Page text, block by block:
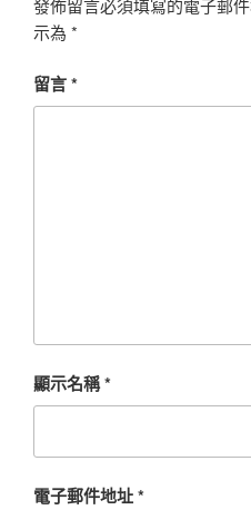
示為 *
留言*
顯示名稱*
電子郵件地址*